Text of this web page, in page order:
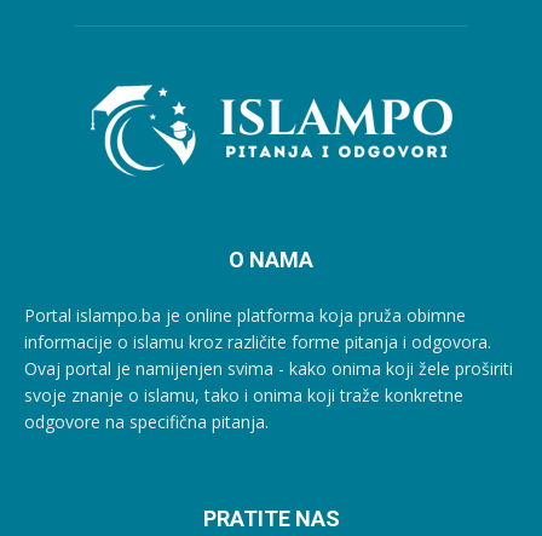
O NAMA
Portal islampo.ba je online platforma koja pruža obimne
informacije o islamu kroz različite forme pitanja i odgovora.
Ovaj portal je namijenjen svima - kako onima koji žele proširiti
svoje znanje o islamu, tako i onima koji traže konkretne
odgovore na specifična pitanja.
PRATITE NAS